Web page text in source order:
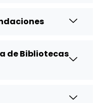
de Bibliotecas